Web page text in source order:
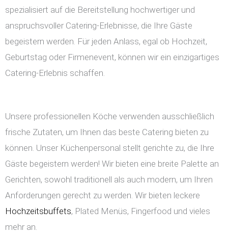
spezialisiert auf die Bereitstellung hochwertiger und
anspruchsvoller Catering-Erlebnisse, die Ihre Gäste
begeistern werden. Für jeden Anlass, egal ob Hochzeit,
Geburtstag oder Firmenevent, können wir ein einzigartiges
Catering-Erlebnis schaffen.
Unsere professionellen Köche verwenden ausschließlich
frische Zutaten, um Ihnen das beste Catering bieten zu
können. Unser Küchenpersonal stellt gerichte zu, die Ihre
Gäste begeistern werden! Wir bieten eine breite Palette an
Gerichten, sowohl traditionell als auch modern, um Ihren
Anforderungen gerecht zu werden. Wir bieten leckere
Hochzeitsbuffets, Plated Menüs, Fingerfood und vieles
mehr an.